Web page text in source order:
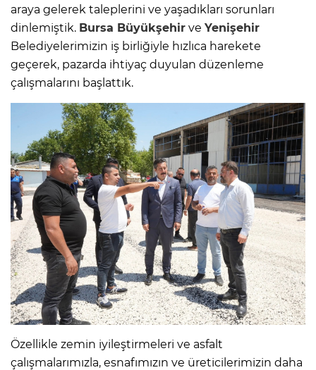
araya gelerek taleplerini ve yaşadıkları sorunları
dinlemiştik. Bursa Büyükşehir ve Yenişehir
Belediyelerimizin iş birliğiyle hızlıca harekete
geçerek, pazarda ihtiyaç duyulan düzenleme
çalışmalarını başlattık.
Özellikle zemin iyileştirmeleri ve asfalt
çalışmalarımızla, esnafımızın ve üreticilerimizin daha